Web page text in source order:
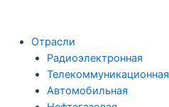
Отрасли
Радиоэлектронная
Телекоммуникационная
Автомобильная